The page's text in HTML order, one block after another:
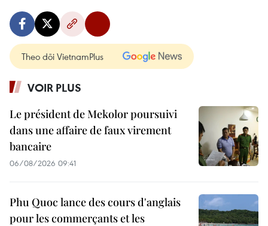
Theo dõi VietnamPlus
VOIR PLUS
Le président de Mekolor poursuivi
dans une affaire de faux virement
bancaire
06/08/2026 09:41
Phu Quoc lance des cours d'anglais
pour les commerçants et les